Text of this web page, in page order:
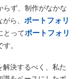
らず、制作がなかな
ら、 ポートフォリ
とってポートフォリ
。
決するべく、私た